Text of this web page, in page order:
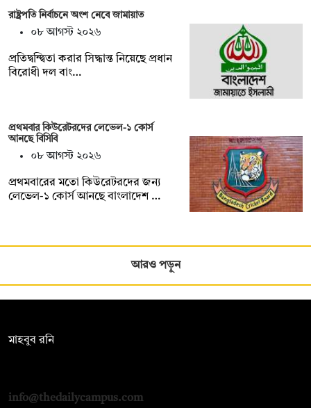
রাষ্ট্রপতি নির্বাচনে অংশ নেবে জামায়াত
০৮ আগস্ট ২০২৬
প্রতিদ্বন্দ্বিতা করার সিদ্ধান্ত নিয়েছে প্রধান
বিরোধী দল বাং…
প্রথমবার কিউরেটরদের লেভেল-১ কোর্স
আনছে বিসিবি
০৮ আগস্ট ২০২৬
প্রথমবারের মতো কিউরেটরদের জন্য
লেভেল-১ কোর্স আনছে বাংলাদেশ …
আরও পড়ুন
মাহবুব রনি
info@thedailycampus.com